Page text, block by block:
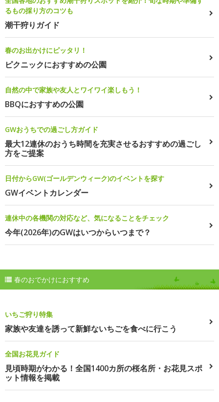
るもの採り方のコツも
潮干狩りガイド
春のお出かけにピッタリ！
ピクニックにおすすめの公園
自然の中で家族や友人とワイワイ楽しもう！
BBQにおすすめの公園
GWおうちでの過ごし方ガイド
最大12連休のおうち時間を充実させるおすすめの過ごし
方をご提案
日付からGW(ゴールデンウィーク)のイベントを探す
GWイベントカレンダー
連休中の各機関の対応など、気になることをチェック
今年(2026年)のGWはいつからいつまで？
春のおでかけにおすすめ
いちご狩り特集
家族や友達を誘って新鮮ないちごを食べに行こう
全国お花見ガイド
見頃時期がわかる！全国1400カ所の桜名所・お花見スポ
ット情報を掲載